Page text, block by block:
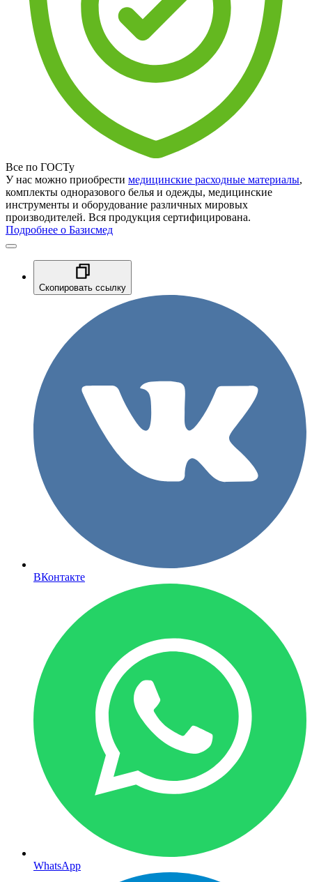
Все по ГОСТу
У нас можно приобрести медицинские расходные материалы,
комплекты одноразового белья и одежды, медицинские
инструменты и оборудование различных мировых
производителей. Вся продукция сертифицирована.
Подробнее о Базисмед
Скопировать ссылку
ВКонтакте
WhatsApp